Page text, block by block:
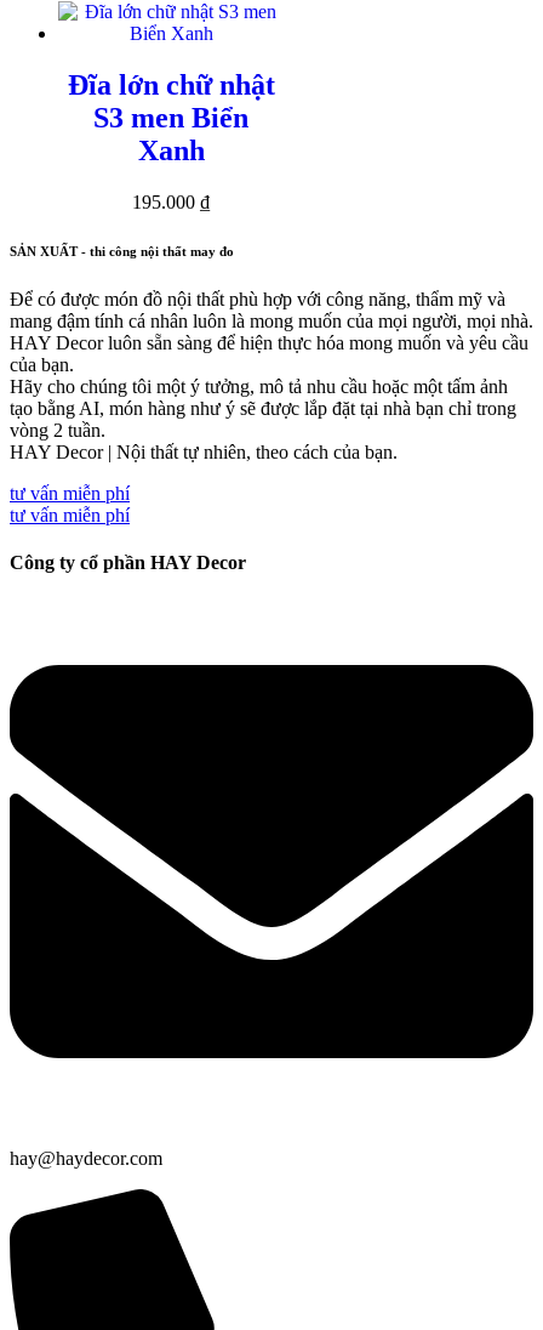
Đĩa lớn chữ nhật
S3 men Biển
Xanh
195.000 ₫
SẢN XUẤT - thi công nội thất may đo
Để có được món đồ nội thất phù hợp với công năng, thẩm mỹ và
mang đậm tính cá nhân luôn là mong muốn của mọi người, mọi nhà.
HAY Decor luôn sẵn sàng để hiện thực hóa mong muốn và yêu cầu
của bạn.
Hãy cho chúng tôi một ý tưởng, mô tả nhu cầu hoặc một tấm ảnh
tạo bằng AI, món hàng như ý sẽ được lắp đặt tại nhà bạn chỉ trong
vòng 2 tuần.
HAY Decor | Nội thất tự nhiên, theo cách của bạn.
tư vấn miễn phí
tư vấn miễn phí
Công ty cổ phần HAY Decor
hay@haydecor.com